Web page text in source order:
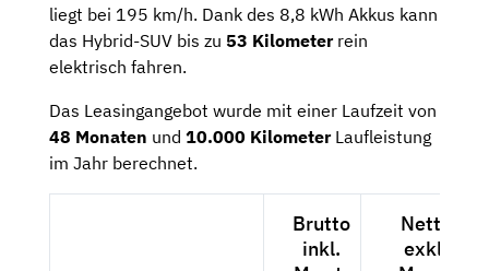
liegt bei 195 km/h. Dank des 8,8 kWh Akkus kann
das Hybrid-SUV bis zu 53 Kilometerrein
elektrisch fahren.
Das Leasingangebot wurde mit einer Laufzeit von
48 Monaten und 10.000 KilometerLaufleistung
im Jahr berechnet.
Brutto
inkl.
Netto
exkl.